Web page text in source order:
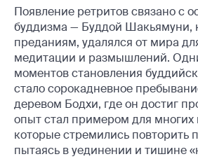
Появление ретритов связано с
буддизма — Буддой Шакьямуни,
преданиям, удалялся от мира
медитации и размышлений.
моментов становления
стало сорокадневное
деревом Бодхи, где он достиг
опыт стал примером для многих
которые стремились повторить
пытаясь в уединении и тишине